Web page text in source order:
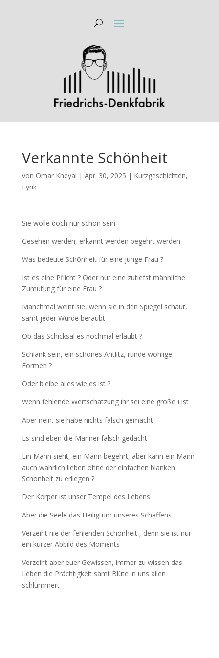
Verkannte Schönheit
von Omar Kheyal | Apr. 30, 2025 | Kurzgeschichten,
Lyrik
Sie wolle doch nur schön sein
Gesehen werden, erkannt werden begehrt werden
Was bedeute Schönheit für eine junge Frau ?
Ist es eine Pflicht ? Oder nur eine zutiefst männliche
Zumutung für eine Frau ?
Manchmal weint sie, wenn sie in den Spiegel schaut,
samt jeder Würde beraubt
Ob das Schicksal es nochmal erlaubt ?
Schlank sein, ein schönes Antlitz, runde wohlige
Formen ?
Oder bleibe alles wie es ist ?
Wenn fehlende Wertschätzung ihr sei eine große List
Aber nein, sie habe nichts falsch gemacht
Es sind eben die Männer falsch gedacht
Ein Mann sieht, ein Mann begehrt, aber kann ein Mann
auch wahrlich lieben ohne der einfachen blanken
Schönheit zu erliegen ?
Der Körper ist unser Tempel des Lebens
Aber die Seele das Heiligtum unseres Schaffens
Verzeiht nie der fehlenden Schönheit , denn sie ist nur
ein kurzer Abbild des Moments
Verzeiht aber euer Gewissen, immer zu wissen das
Leben die Prächtigkeit samt Blüte in uns allen
schlummert